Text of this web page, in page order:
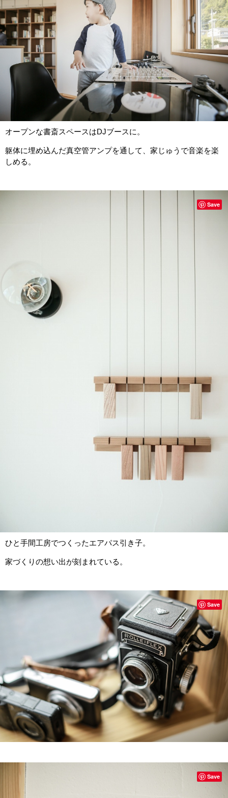
オープンな書斎スペースはDJブースに。
躯体に埋め込んだ真空管アンプを通して、家じゅうで音楽を楽
しめる。
ひと手間工房でつくったエアパス引き子。
家づくりの想い出が刻まれている。
Save
Save
Save